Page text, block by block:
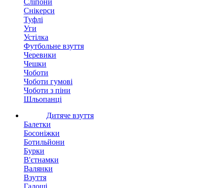
Сліпони
Снікерси
Туфлі
Уги
Устілка
Футбольне взуття
Черевики
Чешки
Чоботи
Чоботи гумові
Чоботи з піни
Шльопанці
Дитяче взуття
Балетки
Босоніжки
Ботильйони
Бурки
В'єтнамки
Валянки
Взуття
Галоші